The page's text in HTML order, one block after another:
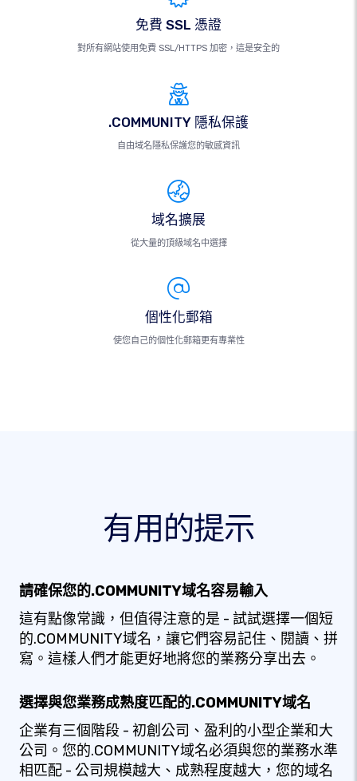
免費 SSL 憑證
對所有網站使用免費 SSL/HTTPS 加密，這是安全的
.COMMUNITY 隱私保護
自由域名隱私保護您的敏感資訊
域名擴展
從大量的頂級域名中選擇
個性化郵箱
使您自己的個性化郵箱更有專業性
有用的提示
請確保您的.COMMUNITY域名容易輸入
這有點像常識，但值得注意的是 - 試試選擇一個短
的.COMMUNITY域名，讓它們容易記住、閱讀、拼
寫。這樣人們才能更好地將您的業務分享出去。
選擇與您業務成熟度匹配的.COMMUNITY域名
企業有三個階段 - 初創公司、盈利的小型企業和大
公司。您的.COMMUNITY域名必須與您的業務水準
相匹配 - 公司規模越大、成熟程度越大，您的域名